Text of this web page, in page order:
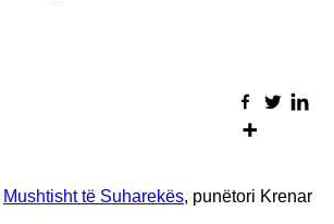
Mushtisht të Suharekës, punëtori Krenar